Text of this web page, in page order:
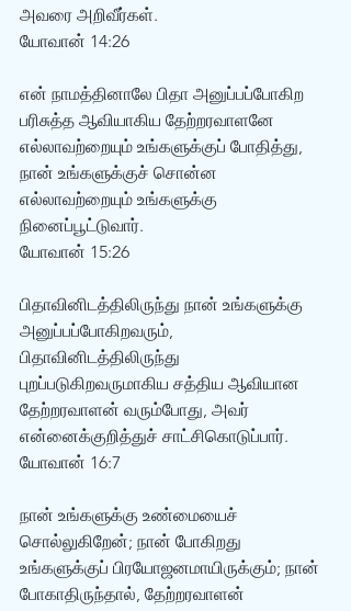
அவரை அறிவீர்கள்.
யோவான் 14:26
என் நாமத்தினாலே பிதா அனுப்பப்போகிற
பரிசுத்த ஆவியாகிய தேற்றரவாளனே
எல்லாவற்றையும் உங்களுக்குப் போதித்து,
நான் உங்களுக்குச் சொன்ன
எல்லாவற்றையும் உங்களுக்கு
நினைப்பூட்டுவார்.
யோவான் 15:26
பிதாவினிடத்திலிருந்து நான் உங்களுக்கு
அனுப்பப்போகிறவரும்,
பிதாவினிடத்திலிருந்து
புறப்படுகிறவருமாகிய சத்திய ஆவியான
தேற்றரவாளன் வரும்போது, அவர்
என்னைக்குறித்துச் சாட்சிகொடுப்பார்.
யோவான் 16:7
நான் உங்களுக்கு உண்மையைச்
சொல்லுகிறேன்; நான் போகிறது
உங்களுக்குப் பிரயோஜனமாயிருக்கும்; நான்
போகாதிருந்தால், தேற்றரவாளன்